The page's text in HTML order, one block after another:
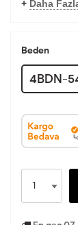
+ Daha
Beden
4BDN-